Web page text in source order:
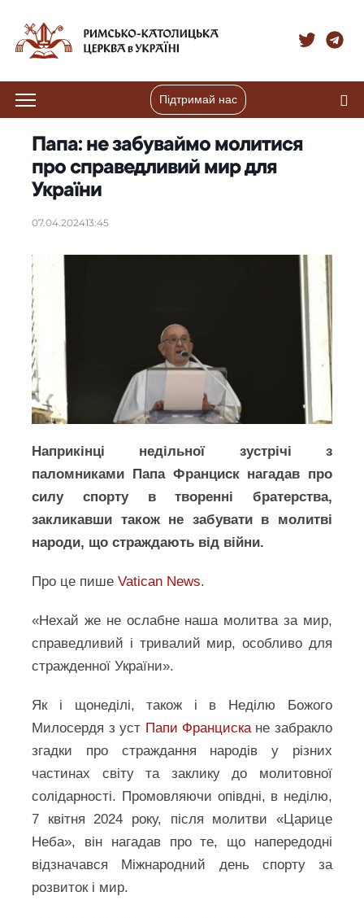
Підтримай нас
Папа: не забуваймо молитися
про справедливий мир для
України
07.04.202413:45
Наприкінці недільної зустрічі з
паломниками Папа Франциск нагадав про
силу спорту в творенні братерства,
закликавши також не забувати в молитві
народи, що страждають від війни.
Про це пишеVatican News.
«Нехай же не ослабне наша молитва за мир,
справедливий і тривалий мир, особливо для
стражденної України».
Як і щонеділі, також і в Неділю Божого
Милосердя з уст Папи Францискане забракло
згадки про страждання народів у різних
частинах світу та заклику до молитовної
солідарності. Промовляючи опівдні, в неділю,
7 квітня 2024 року, після молитви «Царице
Неба», він нагадав про те, що напередодні
відзначався Міжнародний день спорту за
розвиток і мир.